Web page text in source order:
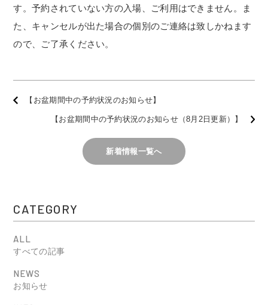
す。予約されていない方の入場、ご利用はできません。ま
た、キャンセルが出た場合の個別のご連絡は致しかねます
ので、ご了承ください。
【お盆期間中の予約状況のお知らせ】
新着情報一覧へ
【お盆期間中の予約状況のお知らせ（8月2日更新）】
CATEGORY
ALL
すべての記事
NEWS
お知らせ